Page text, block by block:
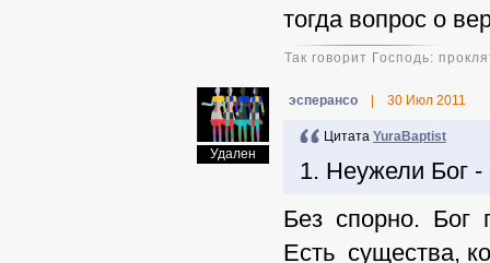
тогда вопрос о
Так говорит Господь:
Удален
эсперансо 30 Июл 2011
Цитата YuraBaptist
1. Неужели Бог
Без спорно. Бог
Есть существа,